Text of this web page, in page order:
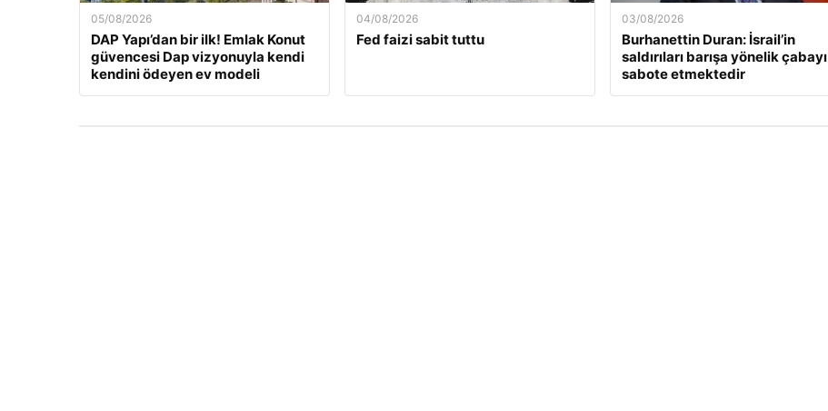
05/08/2026
DAP Yapı’dan bir ilk! Emlak Konut
güvencesi Dap vizyonuyla kendi
kendini ödeyen ev modeli
04/08/2026
Fed faizi sabit tuttu
03/08/2026
Burhanettin Duran: İsrail’in
saldırıları barışa yönelik çabayı
sabote etmektedir